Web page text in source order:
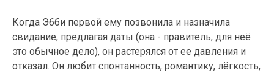
Когда Эбби первой ему позвонила и назначила
свидание, предлагая даты (она - правитель, для неё
это обычное дело), он растерялся от ее давления и
отказал. Он любит спонтанность, романтику, лёгкость,